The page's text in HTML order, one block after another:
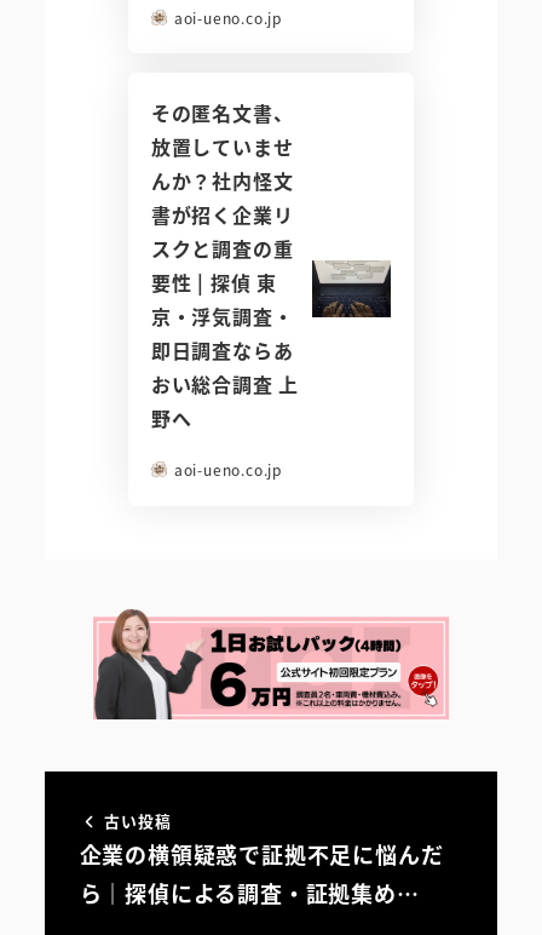
aoi-ueno.co.jp
その匿名文書、
放置していませ
んか？社内怪文
書が招く企業リ
スクと調査の重
要性 | 探偵 東
京・浮気調査・
即日調査ならあ
おい総合調査 上
野へ
aoi-ueno.co.jp
古い投稿
企業の横領疑惑で証拠不足に悩んだ
ら｜探偵による調査・証拠集め…